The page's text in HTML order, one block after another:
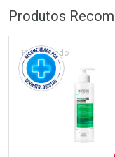
Laboratório
Ativar Desconto
Por
Produtos
Patrocinado